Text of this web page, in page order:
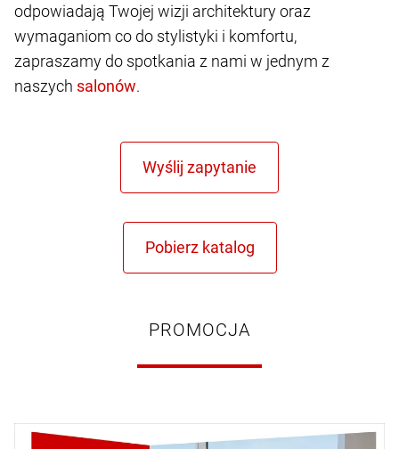
odpowiadają Twojej wizji architektury oraz
wymaganiom co do stylistyki i komfortu,
zapraszamy do spotkania z nami w jednym z
naszych
.
PROMOCJA